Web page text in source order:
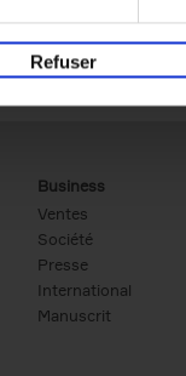
Refuser
Business
Ventes
Société
Presse
International
Manuscrit